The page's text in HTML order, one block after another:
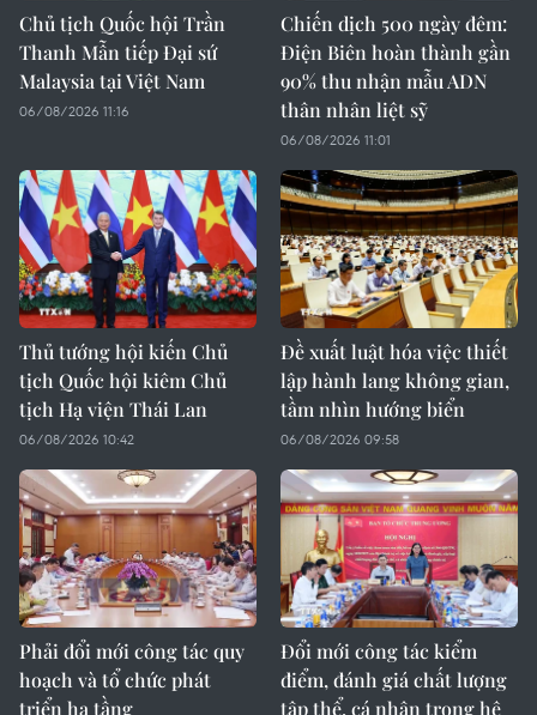
Chủ tịch Quốc hội Trần
Thanh Mẫn tiếp Đại sứ
Malaysia tại Việt Nam
06/08/2026 11:16
Chiến dịch 500 ngày đêm:
Điện Biên hoàn thành gần
90% thu nhận mẫu ADN
thân nhân liệt sỹ
06/08/2026 11:01
Thủ tướng hội kiến Chủ
tịch Quốc hội kiêm Chủ
tịch Hạ viện Thái Lan
06/08/2026 10:42
Đề xuất luật hóa việc thiết
lập hành lang không gian,
tầm nhìn hướng biển
06/08/2026 09:58
Phải đổi mới công tác quy
hoạch và tổ chức phát
triển hạ tầng
Đổi mới công tác kiểm
điểm, đánh giá chất lượng
tập thể, cá nhân trong hệ